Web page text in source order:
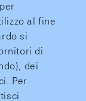
al fine
si
di
dei
Per